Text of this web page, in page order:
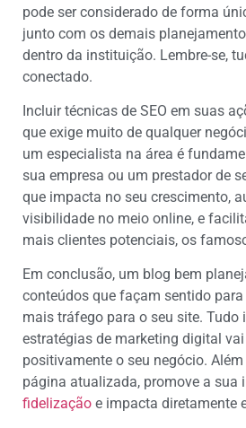
pode ser considerado de forma
junto com os demais
dentro da instituição. Lembre-se,
conectado.
Incluir técnicas de SEO em suas
que exige muito de qualquer
um especialista na área é
sua empresa ou um prestador de
que impacta no seu crescimento,
visibilidade no meio online, e
mais clientes potenciais, os
Em conclusão, um blog bem
conteúdos que façam sentido
mais tráfego para o seu site.
estratégias de marketing digital
positivamente o seu negócio.
página atualizada, promove a sua
fidelização e impacta diretamente